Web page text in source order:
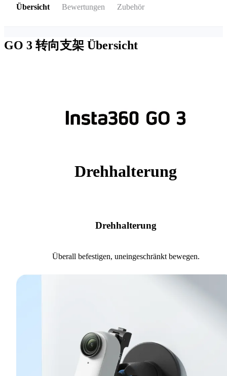
Übersicht Bewertungen Zubehör
GO 3 转向支架 Übersicht
Drehhalterung
Drehhalterung
Überall befestigen, uneingeschränkt bewegen.